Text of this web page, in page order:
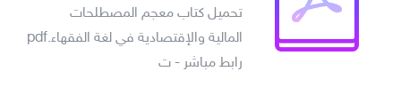
تحميل كتاب معجم المصطلحات
المالية والإقتصادية في لغة الفقهاء.pdf
رابط مباشر - ت